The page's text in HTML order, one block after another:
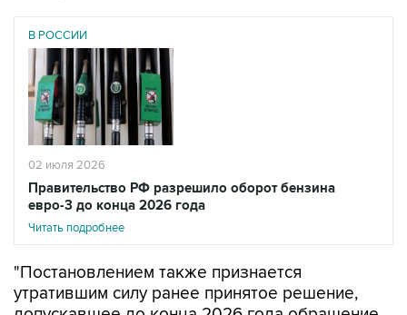
В РОССИИ
02 июля 2026
Правительство РФ разрешило оборот бензина
евро-3 до конца 2026 года
Читать подробнее
"Постановлением также признается
утратившим силу ранее принятое решение,